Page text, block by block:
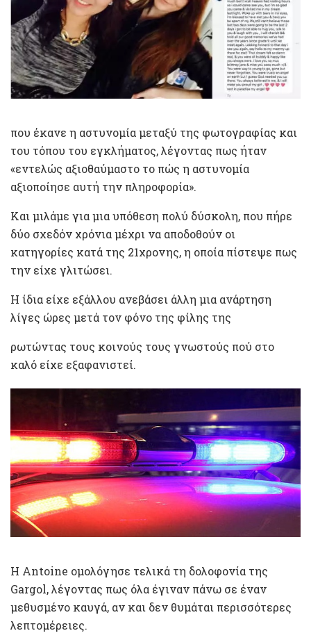
που έκανε η αστυνομία μεταξύ της φωτογραφίας και
του τόπου του εγκλήματος, λέγοντας πως ήταν
«εντελώς αξιοθαύμαστο το πώς η αστυνομία
αξιοποίησε αυτή την πληροφορία».
Και μιλάμε για μια υπόθεση πολύ δύσκολη, που πήρε
δύο σχεδόν χρόνια μέχρι να αποδοθούν οι
κατηγορίες κατά της 21χρονης, η οποία πίστεψε πως
την είχε γλιτώσει.
Η ίδια είχε εξάλλου ανεβάσει άλλη μια ανάρτηση
λίγες ώρες μετά τον φόνο της φίλης της
ρωτώντας τους κοινούς τους γνωστούς πού στο
καλό είχε εξαφανιστεί.
Η Antoine ομολόγησε τελικά τη δολοφονία της
Gargol, λέγοντας πως όλα έγιναν πάνω σε έναν
μεθυσμένο καυγά, αν και δεν θυμάται περισσότερες
λεπτομέρειες.